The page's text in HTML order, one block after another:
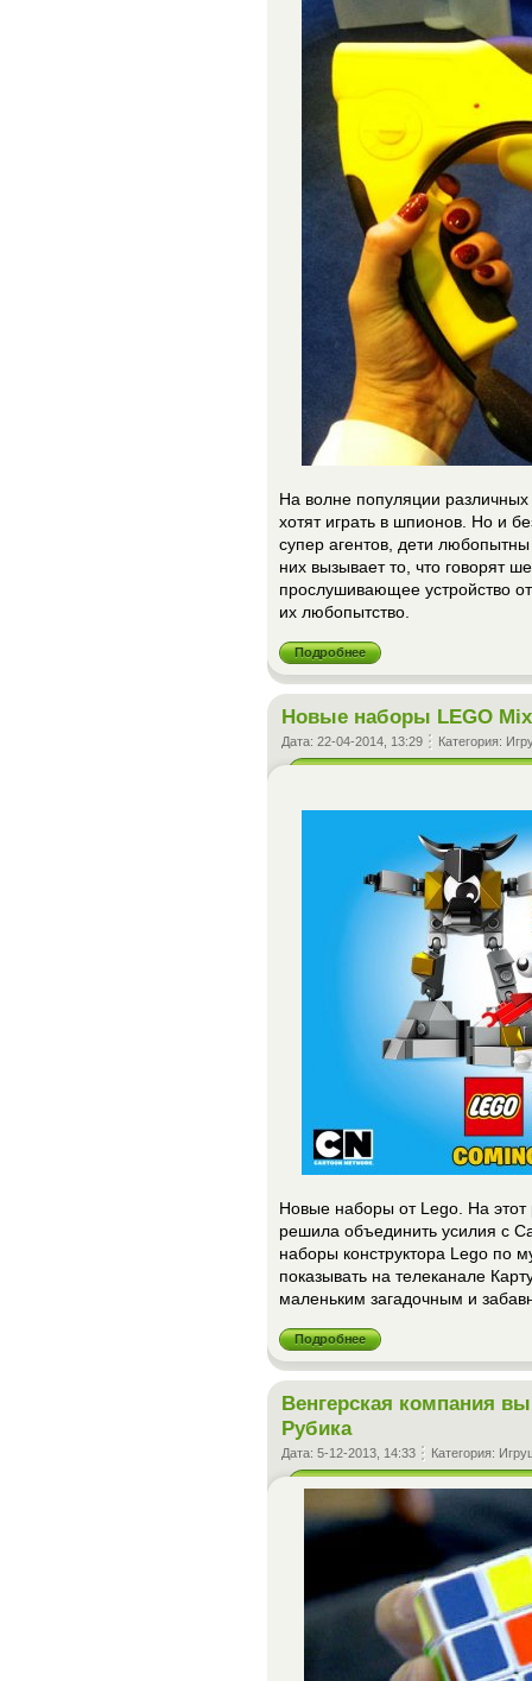
На волне популяции
хотят играть в шпионов. Но и
супер агентов, дети
них вызывает то, что говорят
прослушивающее устройство
их любопытство.
Подробнее
Новые наборы LEGO
Дата: 22-04-2014, 13:29 Категория:
Новые наборы от Lego. На этот
решила объединить усилия с
наборы конструктора Lego по
показывать на телеканале
маленьким загадочным и
Подробнее
Венгерская компания
Рубика
Дата: 5-12-2013, 14:33 Категория: